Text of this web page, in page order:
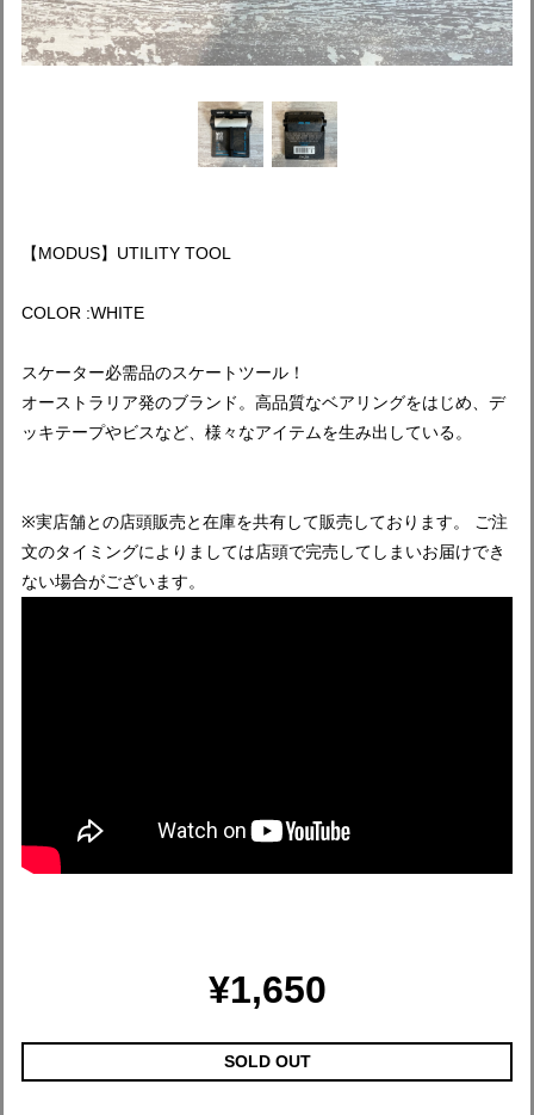
【MODUS】UTILITY TOOL
COLOR :WHITE
スケーター必需品のスケートツール！
オーストラリア発のブランド。高品質なベアリングをはじめ、デ
ッキテープやビスなど、様々なアイテムを生み出している。
※実店舗との店頭販売と在庫を共有して販売しております。 ご注
文のタイミングによりましては店頭で完売してしまいお届けでき
ない場合がございます。
¥1,650
SOLD OUT